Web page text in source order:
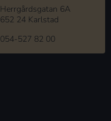
Herrgårdsgatan 6A
652 24 Karlstad
054-527 82 00